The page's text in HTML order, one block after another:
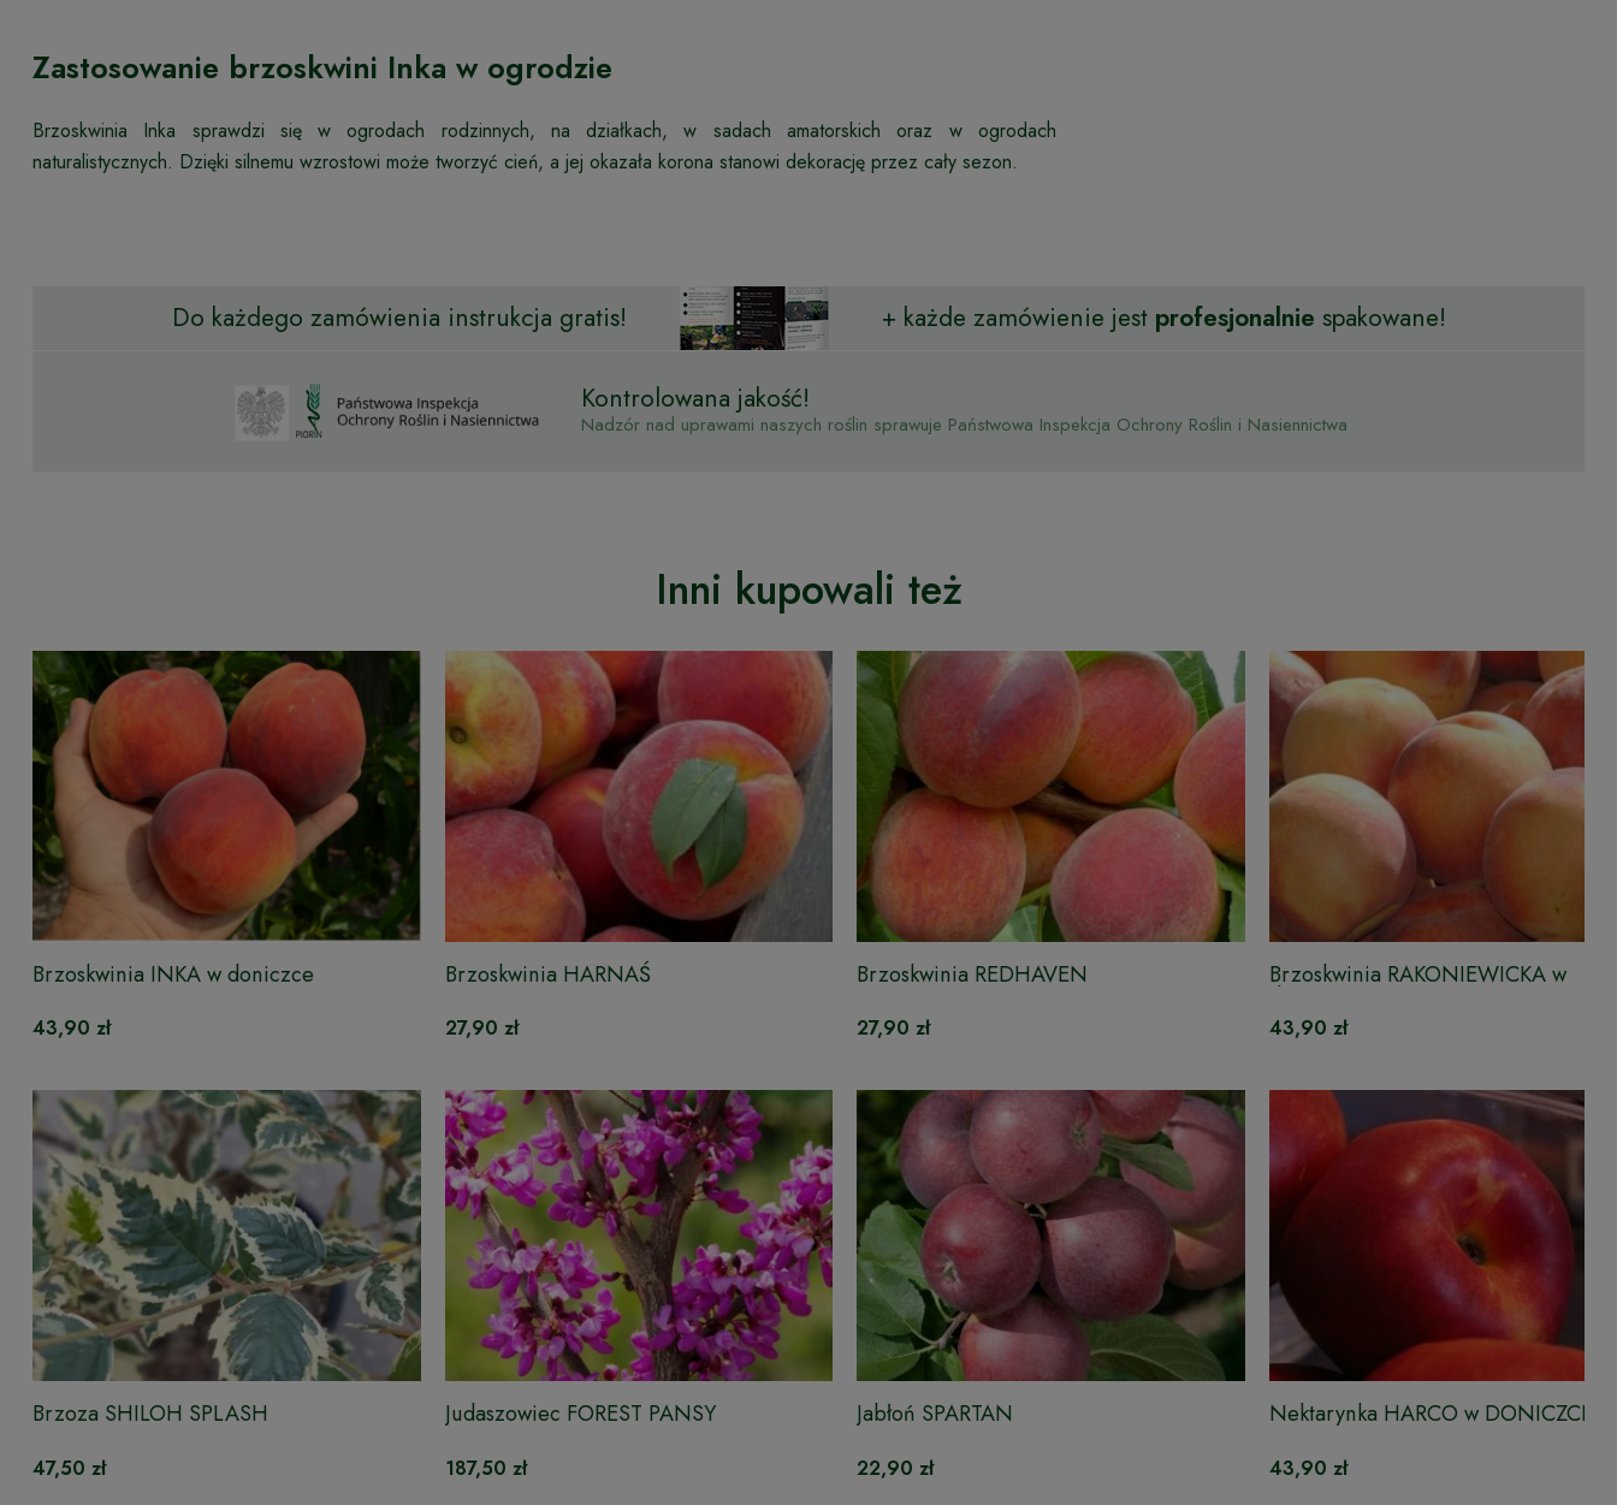
Zastosowanie brzoskwini Inka w ogrodzie
Brzoskwinia Inka sprawdzi się w ogrodach rodzinnych, na działkach, w sadach amatorskich oraz w ogrodach
naturalistycznych. Dzięki silnemu wzrostowi może tworzyć cień, a jej okazała korona stanowi dekorację przez cały sezon.
Do każdego zamówienia instrukcja gratis! + każde zamówienie jest profesjonalnie spakowane!
Kontrolowana jakość!
Nadzór nad uprawami naszych roślin sprawuje Państwowa Inspekcja Ochrony Roślin i Nasiennictwa
Inni kupowali też
Brzoskwinia INKA w doniczce
43,90 zł
Brzoskwinia HARNAŚ
27,90 zł
Brzoskwinia REDHAVEN
27,90 zł
Brzoskwinia RAKONIEWICKA w
doniczce
43,90 zł
Brzoza SHILOH SPLASH
47,50 zł
Judaszowiec FOREST PANSY
187,50 zł
Jabłoń SPARTAN
22,90 zł
Nektarynka HARCO w DONICZCE
43,90 zł